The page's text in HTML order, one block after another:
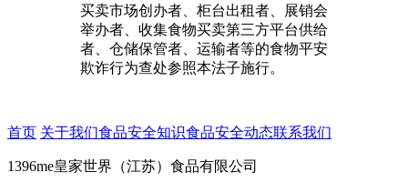
买卖市场创办者、柜台出租者、展销会
举办者、收集食物买卖第三方平台供给
者、仓储保管者、运输者等的食物平安
欺诈行为查处参照本法子施行。
首页 关于我们食品安全知识食品安全动态联系我们
1396me皇家世界（江苏）食品有限公司